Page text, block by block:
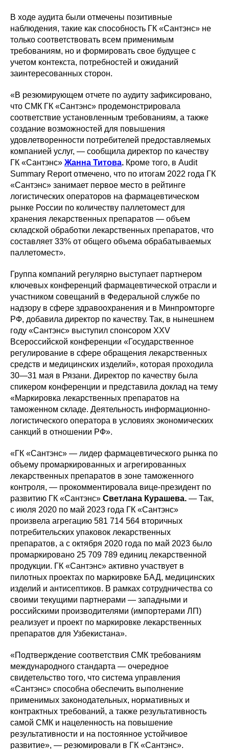
В ходе аудита были отмечены позитивные
наблюдения, такие как способность ГК «Сантэнс» не
только соответствовать всем применимым
требованиям, но и формировать свое будущее с
учетом контекста, потребностей и ожиданий
заинтересованных сторон.
«В резюмирующем отчете по аудиту зафиксировано,
что СМК ГК «Сантэнс» продемонстрировала
соответствие установленным требованиям, а также
создание возможностей для повышения
удовлетворенности потребителей предоставляемых
компанией услуг, — сообщила директор по качеству
ГК «Сантэнс» Жанна Титова. Кроме того, в Audit
Summary Report отмечено, что по итогам 2022 года ГК
«Сантэнс» занимает первое место в рейтинге
логистических операторов на фармацевтическом
рынке России по количеству паллетомест для
хранения лекарственных препаратов — объем
складской обработки лекарственных препаратов, что
составляет 33% от общего объема обрабатываемых
паллетомест».
Группа компаний регулярно выступает партнером
ключевых конференций фармацевтической отрасли и
участником совещаний в Федеральной службе по
надзору в сфере здравоохранения и в Минпромторге
РФ, добавила директор по качеству. Так, в нынешнем
году «Сантэнс» выступил спонсором XXV
Всероссийской конференции «Государственное
регулирование в сфере обращения лекарственных
средств и медицинских изделий», которая проходила
30—31 мая в Рязани. Директор по качеству была
спикером конференции и представила доклад на тему
«Маркировка лекарственных препаратов на
таможенном складе. Деятельность информационно-
логистического оператора в условиях экономических
санкций в отношении РФ».
«ГК «Сантэнс» — лидер фармацевтического рынка по
объему промаркированных и агрегированных
лекарственных препаратов в зоне таможенного
контроля, — прокомментировала вице-президент по
развитию ГК «Сантэнс» Светлана Курашева. — Так,
с июля 2020 по май 2023 года ГК «Сантэнс»
произвела агрегацию 581 714 564 вторичных
потребительских упаковок лекарственных
препаратов, а с октября 2020 года по май 2023 было
промаркировано 25 709 789 единиц лекарственной
продукции. ГК «Сантэнс» активно участвует в
пилотных проектах по маркировке БАД, медицинских
изделий и антисептиков. В рамках сотрудничества со
своими текущими партнерами — западными и
российскими производителями (импортерами ЛП)
реализует и проект по маркировке лекарственных
препаратов для Узбекистана».
«Подтверждение соответствия СМК требованиям
международного стандарта — очередное
свидетельство того, что система управления
«Сантэнс» способна обеспечить выполнение
применимых законодательных, нормативных и
контрактных требований, а также результативность
самой СМК и нацеленность на повышение
результативности и на постоянное устойчивое
развитие», — резюмировали в ГК «Сантэнс».